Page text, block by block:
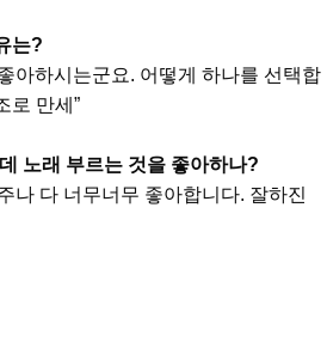
는?
아하시는군요. 어떻게 하나를 선택합
로 만세 ”
노래 부르는 것을 좋아하나?
나 다 너무너무 좋아합니다. 잘하진